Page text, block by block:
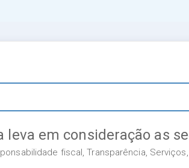
em consideração as
fiscal, Transparência,